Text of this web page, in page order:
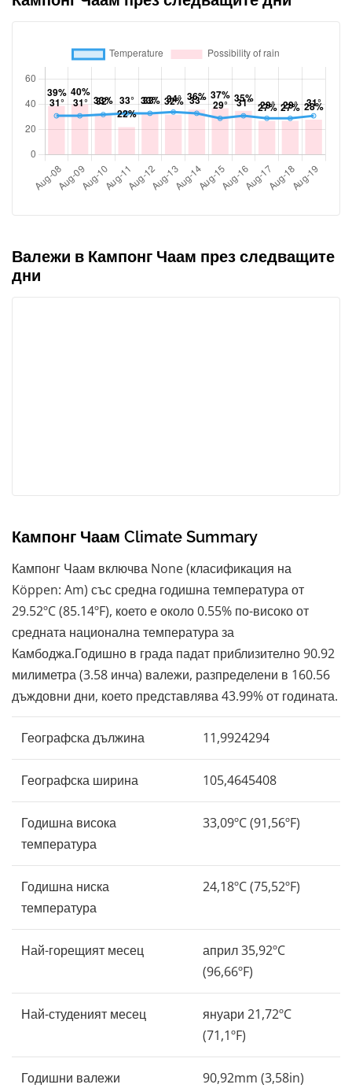
Валежи в Кампонг Чаам през следващите
дни
Кампонг Чаам Climate Summary
Кампонг Чаам включва None (класификация на
Köppen: Am) със средна годишна температура от
29.52ºC (85.14ºF), което е около 0.55% по-високо от
средната национална температура за
Камбоджа.Годишно в града падат приблизително 90.92
милиметра (3.58 инча) валежи, разпределени в 160.56
дъждовни дни, което представлява 43.99% от годината.
Географска дължина 11,9924294
Географска ширина 105,4645408
Годишна висока
температура
33,09ºC (91,56ºF)
Годишна ниска
температура
24,18ºC (75,52ºF)
Най-горещият месец
април 35,92ºC
(96,66ºF)
Най-студеният месец
януари 21,72ºC
(71,1ºF)
Годишни валежи 90,92mm (3,58in)